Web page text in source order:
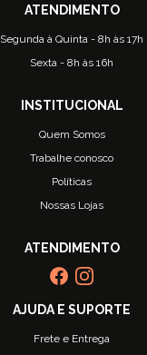
Segunda à Quinta - 8h às 17h
Sexta - 8h às 16h
Quem Somos
Trabalhe conosco
Políticas
Nossas Lojas
Frete e Entrega